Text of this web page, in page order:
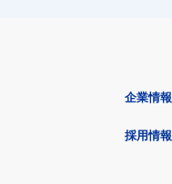
企業情報
採用情報